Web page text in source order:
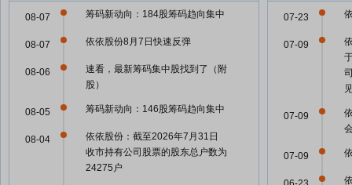
筹码新动向：184股筹码趋向集中
08-07
依依股份8月7日快速反弹
08-07
速看，最新筹码集中股找到了（附
股）
08-06
筹码新动向：146股筹码趋向集中
08-05
依依股份：截至2026年7月31日
收市持有公司股票的股东总户数为
24275户
08-04
07-23
07-09
07-09
07-09